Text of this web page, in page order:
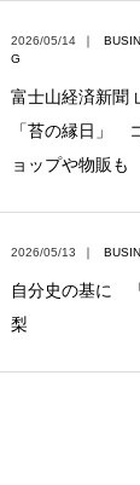
2026/05/14 ｜
G
富士山経済新聞
「苔の縁日」
ョップや物販も
2026/05/13 ｜
自分史の基に
梨